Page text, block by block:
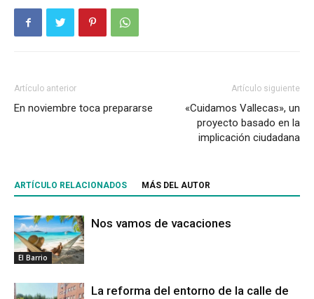
Artículo anterior
En noviembre toca prepararse
Artículo siguiente
«Cuidamos Vallecas», un
proyecto basado en la
implicación ciudadana
ARTÍCULO RELACIONADOS MÁS DEL AUTOR
El Barrio
Nos vamos de vacaciones
La reforma del entorno de la calle de